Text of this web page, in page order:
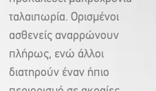
ταλαιπωρία. Ορισμένοι
ασθενείς αναρρώνουν
πλήρως, ενώ άλλοι
διατηρούν έναν ήπιο